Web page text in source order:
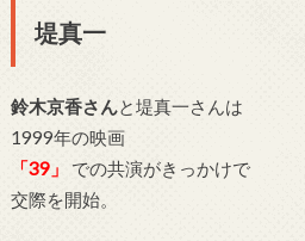
堤真一
鈴木京香さんと堤真一さんは
1999年の映画
「39」
での共演がきっかけで
交際を開始。